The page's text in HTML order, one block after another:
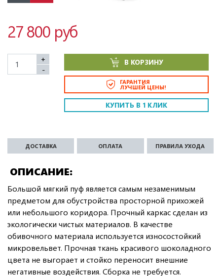
27 800 руб
+
-
В КОРЗИНУ
ГАРАНТИЯ
ЛУЧШЕЙ ЦЕНЫ!
КУПИТЬ В 1 КЛИК
ОПИСАНИЕ
ДОСТАВКА ОПЛАТА ПРАВИЛА УХОДА
Большой мягкий пуф является самым незаменимым
предметом для обустройства просторной прихожей
или небольшого коридора. Прочный каркас сделан из
экологически чистых материалов. В качестве
обивочного материала используется износостойкий
микровельвет. Прочная ткань красивого шоколадного
цвета не выгорает и стойко переносит внешние
негативные воздействия. Сборка не требуется.